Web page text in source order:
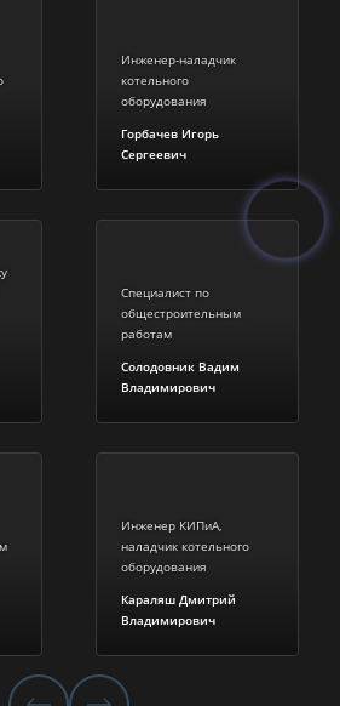
Инженер-наладчик
котельного
оборудования
Горбачев Игорь
Сергеевич
Специалист по
общестроительным
работам
Солодовник Вадим
Владимирович
Инженер КИПиА,
наладчик котельного
оборудования
Караляш Дмитрий
Владимирович